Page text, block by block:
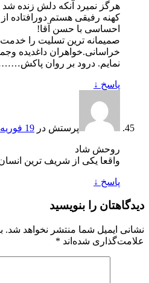
هرگز نمیرد آنکه دلش زنده
کهنه رفیقی هستم دورافتاده از
احساسی با حسن آقا!
صمیمانه ترین تسلیت را
خراسانی.خواهران داغدیده
نمایم. درود بر روان
پاسخ ↓
پرستش در 19 فوریه 2014 در 13:50
روحش شاد
واقعا یکی از شریف ترین
پاسخ ↓
دیدگاهتان را بنویسید
نشانی ایمیل شما منتشر نخواهد شد.
علامت‌گذاری شده‌اند *